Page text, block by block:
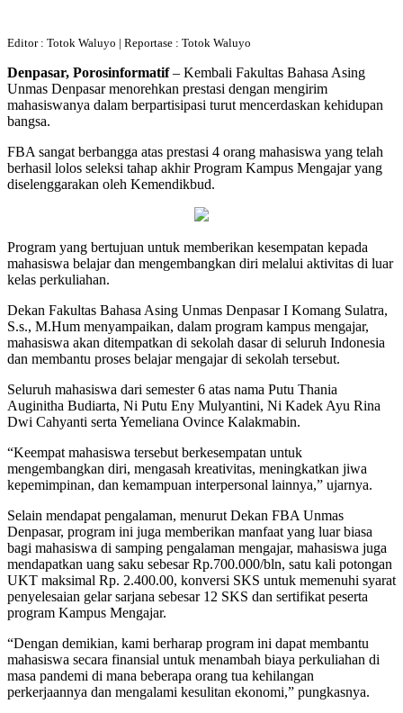
Editor : Totok Waluyo | Reportase : Totok Waluyo
Denpasar, Porosinformatif– Kembali Fakultas Bahasa Asing
Unmas Denpasar menorehkan prestasi dengan mengirim
mahasiswanya dalam berpartisipasi turut mencerdaskan kehidupan
bangsa.
FBA sangat berbangga atas prestasi 4 orang mahasiswa yang telah
berhasil lolos seleksi tahap akhir Program Kampus Mengajar yang
diselenggarakan oleh Kemendikbud.
Program yang bertujuan untuk memberikan kesempatan kepada
mahasiswa belajar dan mengembangkan diri melalui aktivitas di luar
kelas perkuliahan.
Dekan Fakultas Bahasa Asing Unmas Denpasar I Komang Sulatra,
S.s., M.Hum menyampaikan, dalam program kampus mengajar,
mahasiswa akan ditempatkan di sekolah dasar di seluruh Indonesia
dan membantu proses belajar mengajar di sekolah tersebut.
Seluruh mahasiswa dari semester 6 atas nama Putu Thania
Auginitha Budiarta, Ni Putu Eny Mulyantini, Ni Kadek Ayu Rina
Dwi Cahyanti serta Yemeliana Ovince Kalakmabin.
“Keempat mahasiswa tersebut berkesempatan untuk
mengembangkan diri, mengasah kreativitas, meningkatkan jiwa
kepemimpinan, dan kemampuan interpersonal lainnya,” ujarnya.
Selain mendapat pengalaman, menurut Dekan FBA Unmas
Denpasar, program ini juga memberikan manfaat yang luar biasa
bagi mahasiswa di samping pengalaman mengajar, mahasiswa juga
mendapatkan uang saku sebesar Rp.700.000/bln, satu kali potongan
UKT maksimal Rp. 2.400.00, konversi SKS untuk memenuhi syarat
penyelesaian gelar sarjana sebesar 12 SKS dan sertifikat peserta
program Kampus Mengajar.
“Dengan demikian, kami berharap program ini dapat membantu
mahasiswa secara finansial untuk menambah biaya perkuliahan di
masa pandemi di mana beberapa orang tua kehilangan
perkerjaannya dan mengalami kesulitan ekonomi,” pungkasnya.